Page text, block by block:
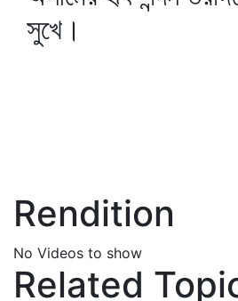
সুখে।
Rendition
No Videos to show
Related